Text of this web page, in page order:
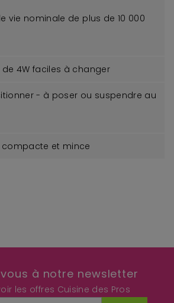
vie nominale de plus de 10 000
4W faciles à changer
- à poser ou suspendre au
et mince
à notre newsletter
les offres Cuisine des Pros